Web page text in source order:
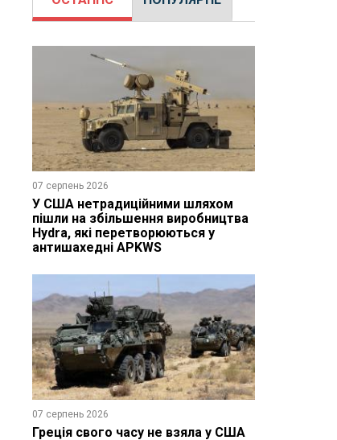
07 серпень 2026
У США нетрадиційними шляхом
пішли на збільшення виробництва
Hydra, які перетворюються у
антишахедні APKWS
07 серпень 2026
Греція свого часу не взяла у США